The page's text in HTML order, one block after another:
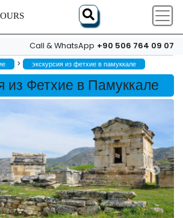
Call & WhatsApp +90 506 764 09 07
> экскурсия из фетхие в памуккале
из Фетхие в Памуккале